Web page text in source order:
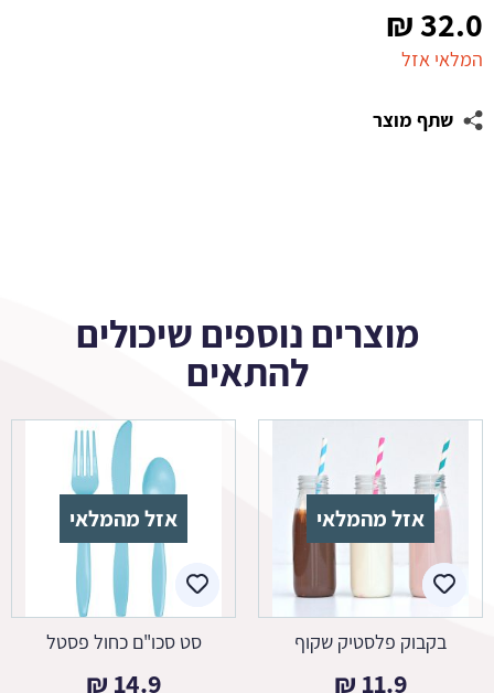
32.0
₪
המלאי אזל
שתף מוצר
מוצרים נוספים שיכולים
להתאים
אזל מהמלאי
בקבוק פלסטיק שקוף
11.9
₪
אזל מהמלאי
סט סכו"ם כחול פסטל
14.9
₪